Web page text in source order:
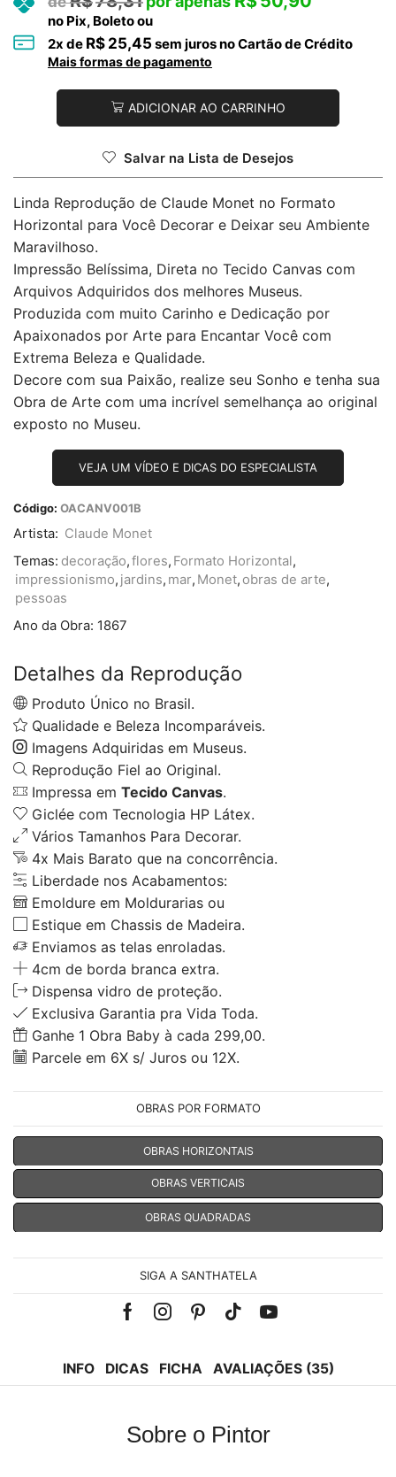
no Pix, Boleto ou
2x de R$ 25,45 sem juros no Cartão de Crédito
Mais formas de pagamento
ADICIONAR AO CARRINHO
Salvar na Lista de Desejos
Linda Reprodução de Claude Monet no Formato
Horizontal para Você Decorar e Deixar seu Ambiente
Maravilhoso.
Impressão Belíssima, Direta no Tecido Canvas com
Arquivos Adquiridos dos melhores Museus.
Produzida com muito Carinho e Dedicação por
Apaixonados por Arte para Encantar Você com
Extrema Beleza e Qualidade.
Decore com sua Paixão, realize seu Sonho e tenha sua
Obra de Arte com uma incrível semelhança ao original
exposto no Museu.
VEJA UM VÍDEO E DICAS DO ESPECIALISTA
Código: OACANV001B
Artista: Claude Monet
Temas: decoração,flores, Formato Horizontal,
impressionismo, jardins, mar, Monet, obras de arte,
pessoas
Ano da Obra: 1867
Detalhes da Reprodução
Produto Único no Brasil.
Qualidade e Beleza Incomparáveis.
Imagens Adquiridas em Museus.
Reprodução Fiel ao Original.
Impressa em Tecido Canvas.
Giclée com Tecnologia HP Látex.
Vários Tamanhos Para Decorar.
4x Mais Barato que na concorrência.
Liberdade nos Acabamentos:
Emoldure em Moldurarias ou
Estique em Chassis de Madeira.
Enviamos as telas enroladas.
4cm de borda branca extra.
Dispensa vidro de proteção.
Exclusiva Garantia pra Vida Toda.
Ganhe 1 Obra Baby à cada 299,00.
Parcele em 6X s/ Juros ou 12X.
OBRAS POR FORMATO
OBRAS HORIZONTAIS
OBRAS VERTICAIS
OBRAS QUADRADAS
SIGA A SANTHATELA
FacebookInstagramPinterest
Tik-Youtube
INFO DICAS FICHA AVALIAÇÕES (35)
Sobre o Pintor